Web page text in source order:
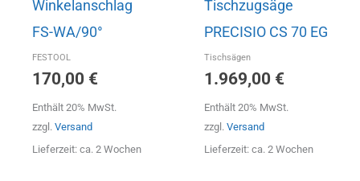
Winkelanschlag
FS-WA/90°
FESTOOL
170,00 €
Enthält 20% MwSt.
zzgl. Versand
Lieferzeit: ca. 2 Wochen
Tischzugsäge
PRECISIO CS 70 EG
Tischsägen
1.969,00 €
Enthält 20% MwSt.
zzgl. Versand
Lieferzeit: ca. 2 Wochen